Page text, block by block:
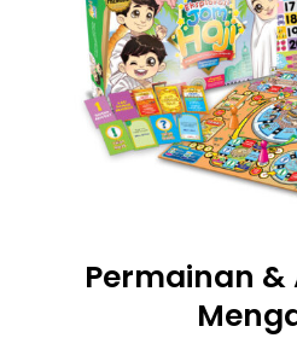
Permainan